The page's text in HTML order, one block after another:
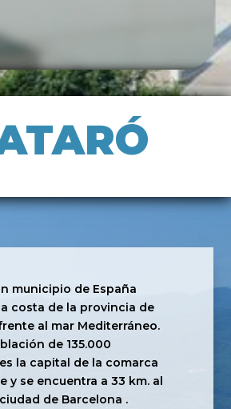
municipio de España
costa de la provincia de
al mar Mediterráneo.
de 135.000
la capital de la comarca
y se encuentra a 33 km. al
de Barcelona .